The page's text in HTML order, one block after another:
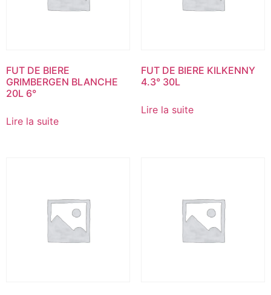
FUT DE BIERE
GRIMBERGEN BLANCHE
20L 6°
Lire la suite
FUT DE BIERE KILKENNY
4.3° 30L
Lire la suite